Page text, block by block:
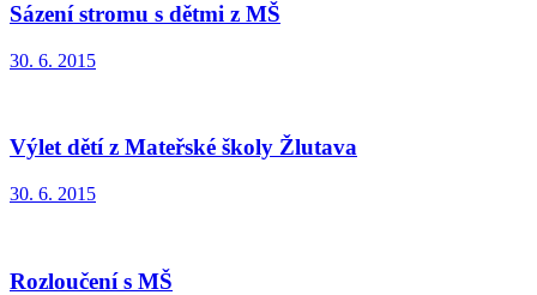
Sázení stromu s dětmi z MŠ
30. 6. 2015
Výlet dětí z Mateřské školy Žlutava
30. 6. 2015
Rozloučení s MŠ